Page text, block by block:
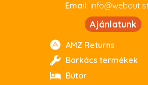
Email:
Ajánlatunk
AMZ Returns
Barkács termékek
Bútor